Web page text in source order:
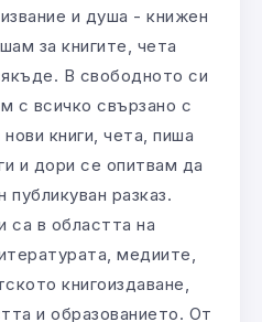
и душа - книжен
за книгите, чета
В свободното си
с всичко свързано с
книги, чета, пиша
и дори се опитвам да
разказ.
са в областта на
медиите,
книгоиздаване,
и образованието. От